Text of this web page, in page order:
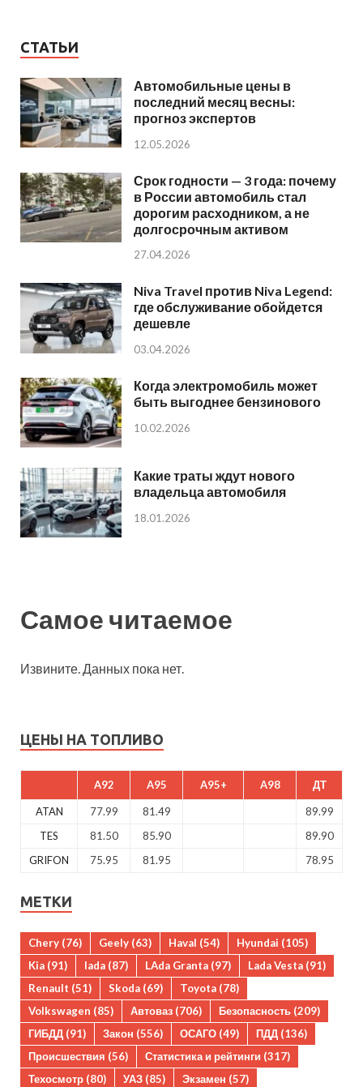
СТАТЬИ
Автомобильные цены в
последний месяц весны:
прогноз экспертов
12.05.2026
Срок годности — 3 года: почему
в России автомобиль стал
дорогим расходником, а не
долгосрочным активом
27.04.2026
Niva Travel против Niva Legend:
где обслуживание обойдется
дешевле
03.04.2026
Когда электромобиль может
быть выгоднее бензинового
10.02.2026
Какие траты ждут нового
владельца автомобиля
18.01.2026
Самое читаемое
Извините. Данных пока нет.
ЦЕНЫ НА ТОПЛИВО
A92 A95 A95+ A98 ДТ
ATAN 77.99 81.49
89.99
TES
81.50 85.90
89.90
GRIFON
75.95 81.95 78.95
МЕТКИ
Chery (76) Geely (63) Haval (54) Hyundai (105)
Kia (91) lada (87) LAda Granta (97) Lada Vesta (91)
Renault (51) Skoda (69) Toyota (78)
Volkswagen (85) Автоваз (706) Безопасность (209)
ГИБДД (91) Закон (556) ОСАГО (49) ПДД (136)
Происшествия (56) Статистика и рейтинги (317)
Техосмотр (80) УАЗ (85) Экзамен (57)